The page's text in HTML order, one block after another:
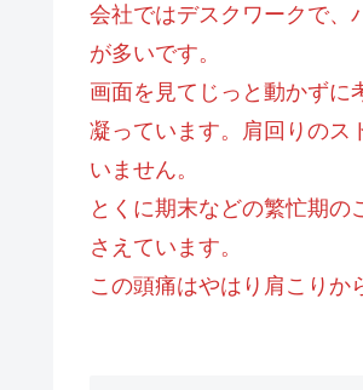
会社ではデスクワークで、
が多いです。
画面を見てじっと動かずに
凝っています。肩回りのス
いません。
とくに期末などの繁忙期
さえています。
この頭痛はやはり肩こりか